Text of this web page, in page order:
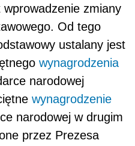
zmiany
Od tego
ustalany jest
wynagrodzenia
narodowej
wynagrodzenie
narodowej w drugim
przez Prezesa